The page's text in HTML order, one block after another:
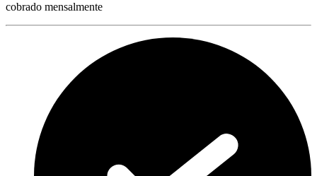
cobrado mensalmente